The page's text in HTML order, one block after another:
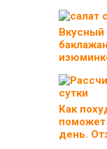
Вкусный
Как
поможет
день.